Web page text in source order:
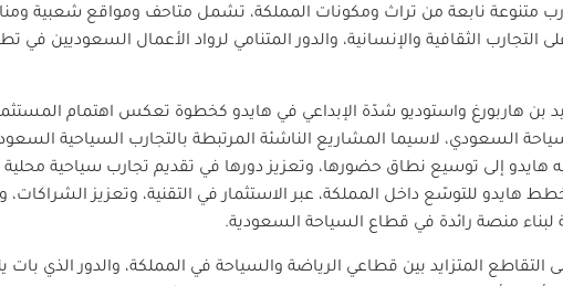
متنوعة نابعة من تراث ومكونات المملكة، تشمل متاحف ومواقع شعبية
التجارب الثقافية والإنسانية، والدور المتنامي لرواد الأعمال السعوديين
بن هاربورغ واستوديو شدّة الإبداعي في هايدو كخطوة تعكس اهتمام
السعودي، لاسيما المشاريع الناشئة المرتبطة بالتجارب السياحية
إلى توسيع نطاق حضورها، وتعزيز دورها في تقديم تجارب سياحية محلية
هايدو للتوسّع داخل المملكة، عبر الاستثمار في التقنية، وتعزيز الشراكات،
منصة رائدة في قطاع السياحة السعودية.
المتزايد بين قطاعي الرياضة والسياحة في المملكة، والدور الذي بات